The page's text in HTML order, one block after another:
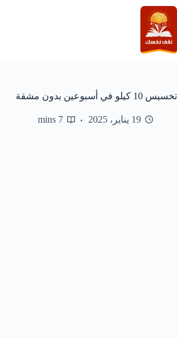
التجاوز
إلى
المحتوى
تخسيس 10 كيلو في أسبوعين بدون مشقة
19 يناير، 2025 7 mins